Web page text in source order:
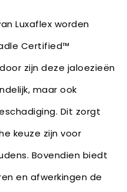
Luxaflex worden
Certified™
zijn deze jaloezieën
maar ook
Dit zorgt
keuze zijn voor
Bovendien biedt
en afwerkingen de